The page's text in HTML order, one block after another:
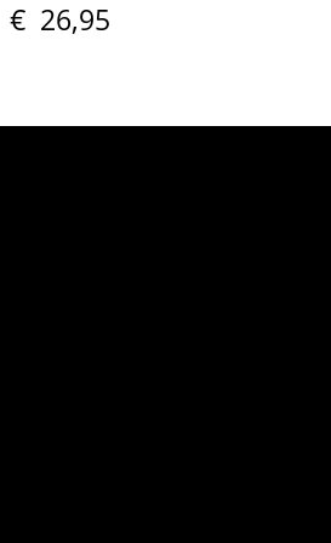
€ 26,95